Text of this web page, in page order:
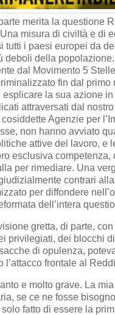
merita la questione
misura di civiltà e di
tutti i paesi europei da
deboli della
dal Movimento 5
fin dal primo
esplicare la sua azione
attraversati dal
Agenzie per
non hanno avviato
attive del lavoro, e
esclusiva competenza,
per rimediare. Una
contrari
per diffondere
dell’intera
gretta, di parte, con
privilegiati, dei blocchi
di opulenza,
l’attacco frontale al
e molto grave. La
se ce ne fosse
fatto di essere la